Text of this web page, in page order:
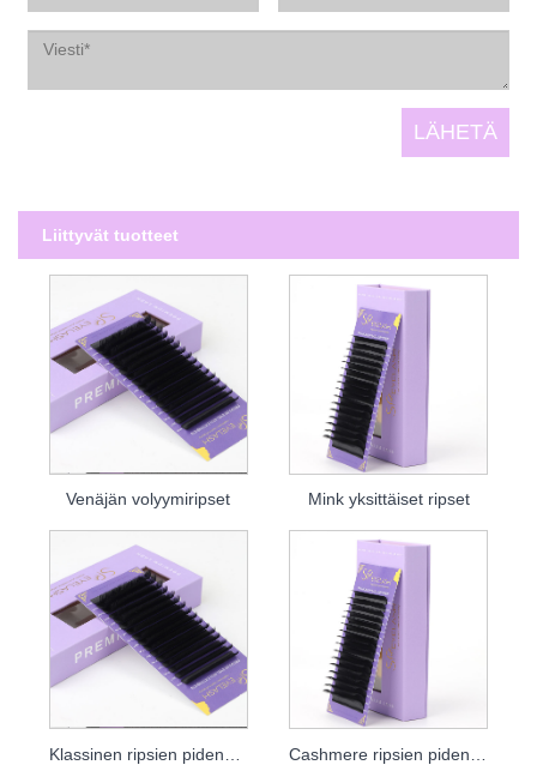
Liittyvät tuotteet
Venäjän volyymiripset Mink yksittäiset ripset